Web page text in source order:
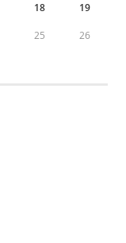
18 19
25 26